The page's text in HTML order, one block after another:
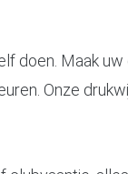
doen. Maak uw
Onze